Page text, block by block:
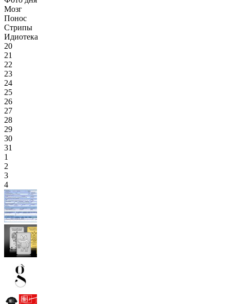
Мозг
Понос
Стрипы
Идиотека
20
21
22
23
24
25
26
27
28
29
30
31
1
2
3
4